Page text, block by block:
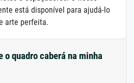
está disponível para ajudá-lo
arte perfeita.
o quadro caberá na minha